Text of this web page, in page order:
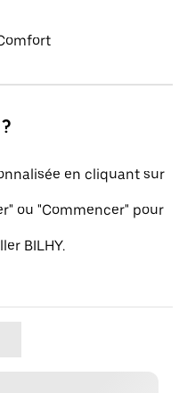
en cliquant sur
ou "Commencer" pour
BILHY.